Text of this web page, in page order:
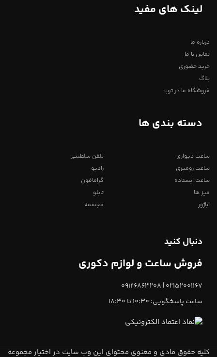
لینک های مفید
درباره ما
تماس با ما
خرید حضوری
بلاگ
فروشگاه ما در ترب
دسته بندی ها
ساعت دیواری
ساعت رومیزی
ساعت ایستاده
میز ها
آباژور
تلفن سلطنتی
رادیو
گرامافون
تابلو
مجسمه
دنبال کنید
فروش ساعت و لوازم دکوری
02152001167 | 09126863208
ساعت پاسخگویی: 10:30 تا 18:30
کلیه حقوق مادی و معنوی محتوای این وب سایت در اختیار مجموعه